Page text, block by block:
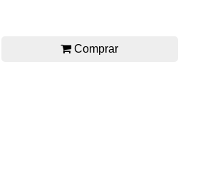
Comprar